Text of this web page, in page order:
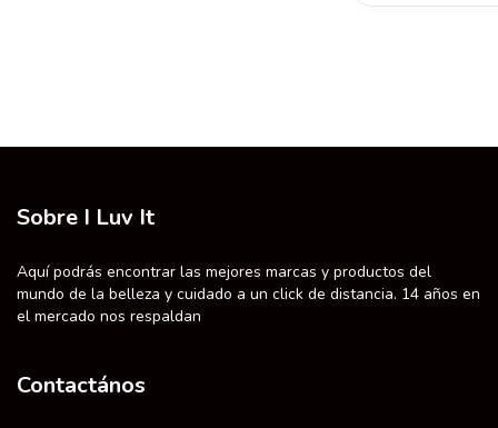
Sobre I Luv It
Aquí podrás encontrar las mejores marcas y productos del
mundo de la belleza y cuidado a un click de distancia. 14 años en
el mercado nos respaldan
Contactános